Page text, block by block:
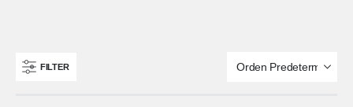
FILTER